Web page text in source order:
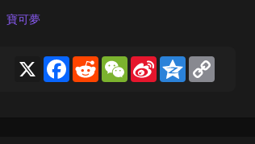
寶可夢
X Facebook
RedditWeChat
Sina
Weibo
Qzone